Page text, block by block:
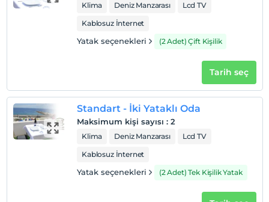
Klima Deniz Manzarası
Lcd TV
Kablosuz İnternet
Yatak seçenekleri (2 Adet) Çift Kişilik
Tarih seç
Standart - İki Yataklı Oda
Maksimum kişi sayısı : 2
Klima Deniz Manzarası
Lcd TV
Kablosuz İnternet
Yatak seçenekleri (2 Adet) Tek Kişilik Yatak